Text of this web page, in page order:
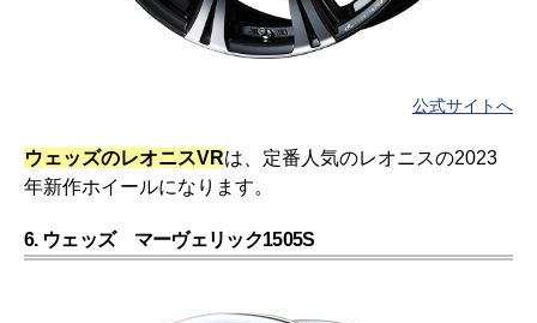
公式サイトへ
ウェッズのレオニスVRは、定番人気のレオニスの2023
年新作ホイールになります。
6. ウェッズ マーヴェリック1505S